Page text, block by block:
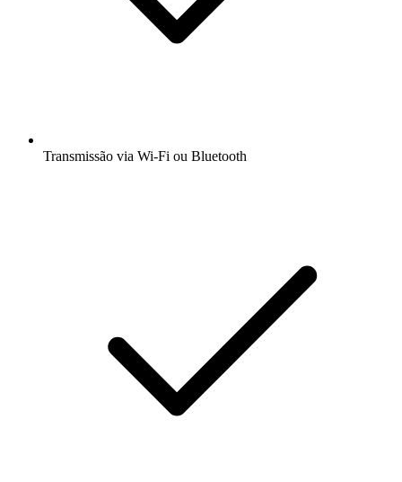
Transmissão via Wi-Fi ou Bluetooth